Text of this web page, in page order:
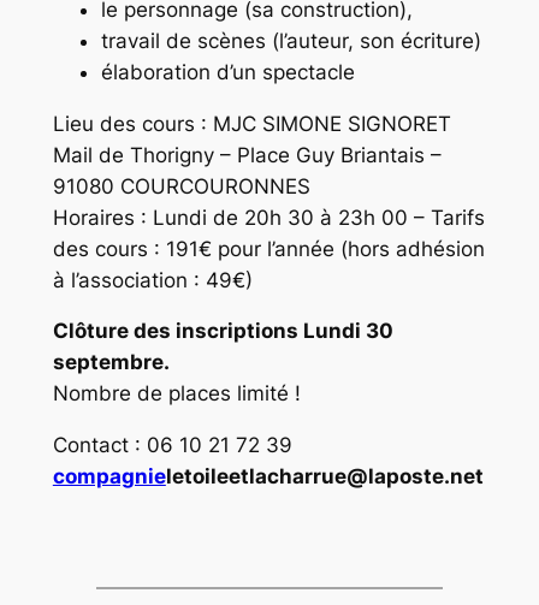
le personnage (sa construction),
travail de scènes (l’auteur, son écriture)
élaboration d’un spectacle
Lieu des cours : MJC SIMONE SIGNORET
Mail de Thorigny – Place Guy Briantais –
91080 COURCOURONNES
Horaires : Lundi de 20h 30 à 23h 00 – Tarifs
des cours : 191€ pour l’année (hors adhésion
à l’association : 49€)
Clôture des inscriptions Lundi 30
septembre.
Nombre de places limité !
Contact : 06 10 21 72 39
compagnieletoileetlacharrue@laposte.net